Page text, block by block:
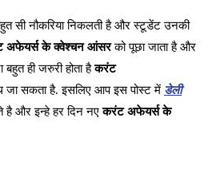
सी नौकरिया निकलती है और स्टूडेंट उनकी
अफेयर्स के क्वेश्चन आंसरको पूछा जाता है और
ही जरुरी होता हैकरंट
जा सकता है. इसलिए आप इस पोस्ट में डेली
है और इन्हे हर दिन नएकरंट अफेयर्स के